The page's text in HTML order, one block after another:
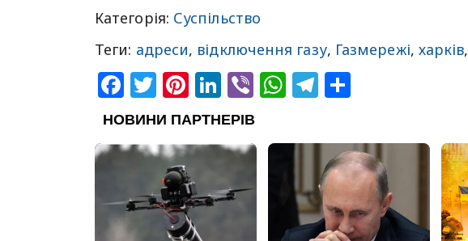
Категорія: Суспільство
Теги: адреси, відключення газу, Газмережі, харків,
Facebook
Twitter
Pinterest
LinkedIn
ViberWhatsApp
Telegram